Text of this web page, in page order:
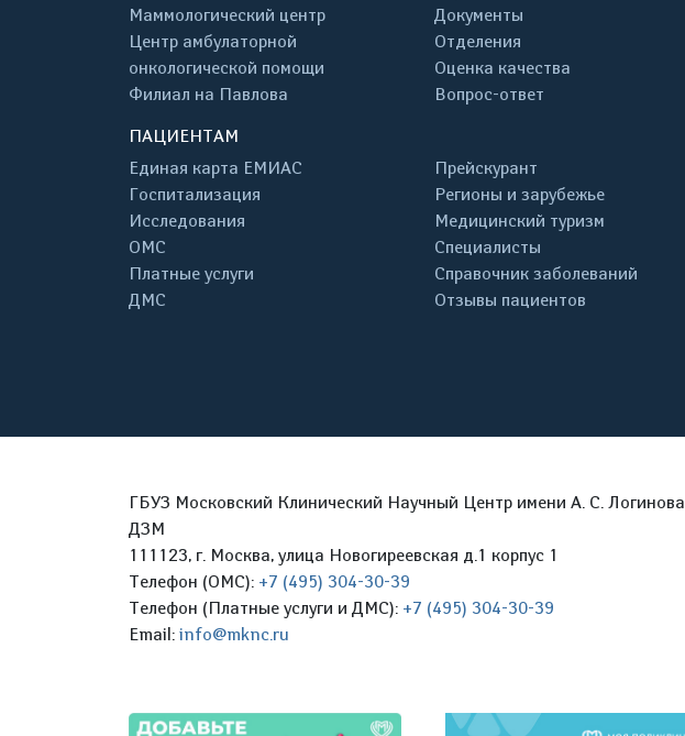
Маммологический центр
Центр амбулаторной
онкологической помощи
Филиал на Павлова
Документы
Отделения
Оценка качества
Вопрос-ответ
ПАЦИЕНТАМ
Единая карта ЕМИАС
Госпитализация
Исследования
ОМС
Платные услуги
ДМС
Прейскурант
Регионы и зарубежье
Медицинский туризм
Специалисты
Справочник заболеваний
Отзывы пациентов
ГБУЗ Московский Клинический Научный Центр имени А. С. Логинова
ДЗМ
111123, г. Москва, улица Новогиреевская д.1 корпус 1
Телефон (ОМС): +7 (495) 304-30-39
Телефон (Платные услуги и ДМС): +7 (495) 304-30-39
Email: info@mknc.ru